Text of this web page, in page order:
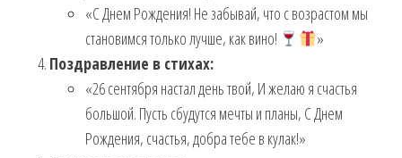
«С Днем Рождения! Не забывай, что с возрастом мы
становимся только лучше, как вино!
»
Поздравление в стихах:
«26 сентября настал день твой, И желаю я счастья
большой. Пусть сбудутся мечты и планы, С Днем
Рождения, счастья, добра тебе в кулак!»